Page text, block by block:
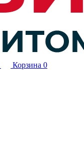
Корзина 0